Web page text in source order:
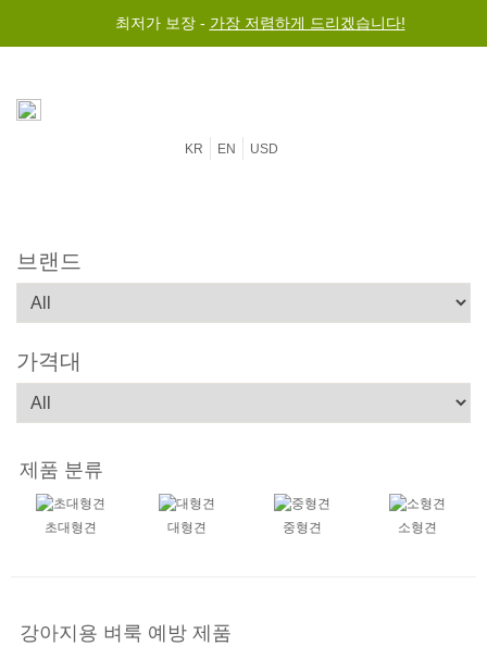
최저가 보장 - 가장 저렴하게 드리겠습니다!
KR EN USD
브랜드
가격대
초대형견 대형견 중형견 소형견
강아지용 벼룩 예방 제품